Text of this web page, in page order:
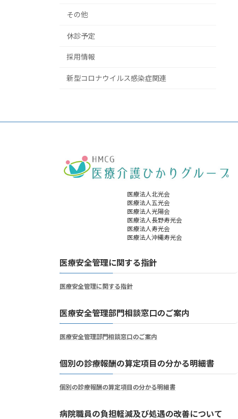
その他
休診予定
採用情報
新型コロナウイルス感染症関連
医療法人北光会
医療法人五光会
医療法人光陽会
医療法人長野寿光会
医療法人寿光会
医療法人沖縄寿光会
医療安全管理に関する指針
医療安全管理に関する指針
医療安全管理部門相談窓口のご案内
医療安全管理部門相談窓口のご案内
個別の診療報酬の算定項目の分かる明細書
個別の診療報酬の算定項目の分かる明細書
病院職員の負担軽減及び処遇の改善について